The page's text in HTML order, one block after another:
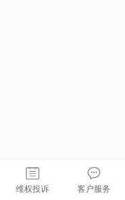
维权投诉 客户服务